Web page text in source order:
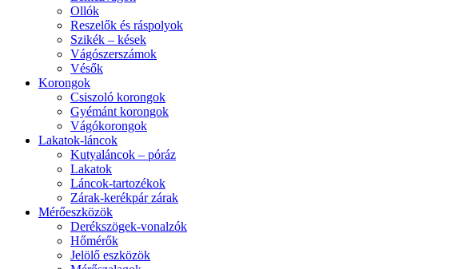
Ollók
Reszelők és ráspolyok
Szikék – kések
Vágószerszámok
Vésők
Korongok
Csiszoló korongok
Gyémánt korongok
Vágókorongok
Lakatok-láncok
Kutyaláncok – póráz
Lakatok
Láncok-tartozékok
Zárak-kerékpár zárak
Mérőeszközök
Derékszögek-vonalzók
Hőmérők
Jelölő eszközök